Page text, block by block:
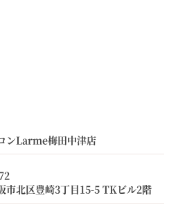
ンLarme梅田中津店
市北区豊崎3丁目15-5 TKビル2階